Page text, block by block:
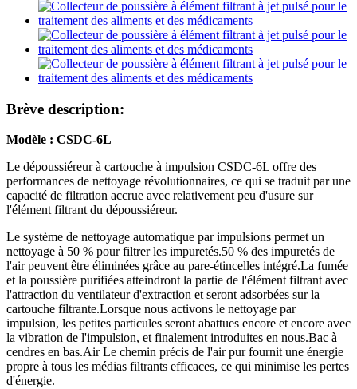
Brève description:
Modèle : CSDC-6L
Le dépoussiéreur à cartouche à impulsion CSDC-6L offre des
performances de nettoyage révolutionnaires, ce qui se traduit par une
capacité de filtration accrue avec relativement peu d'usure sur
l'élément filtrant du dépoussiéreur.
Le système de nettoyage automatique par impulsions permet un
nettoyage à 50 % pour filtrer les impuretés.50 % des impuretés de
l'air peuvent être éliminées grâce au pare-étincelles intégré.La fumée
et la poussière purifiées atteindront la partie de l'élément filtrant avec
l'attraction du ventilateur d'extraction et seront adsorbées sur la
cartouche filtrante.Lorsque nous activons le nettoyage par
impulsion, les petites particules seront abattues encore et encore avec
la vibration de l'impulsion, et finalement introduites en nous.Bac à
cendres en bas.Air Le chemin précis de l'air pur fournit une énergie
propre à tous les médias filtrants efficaces, ce qui minimise les pertes
d'énergie.